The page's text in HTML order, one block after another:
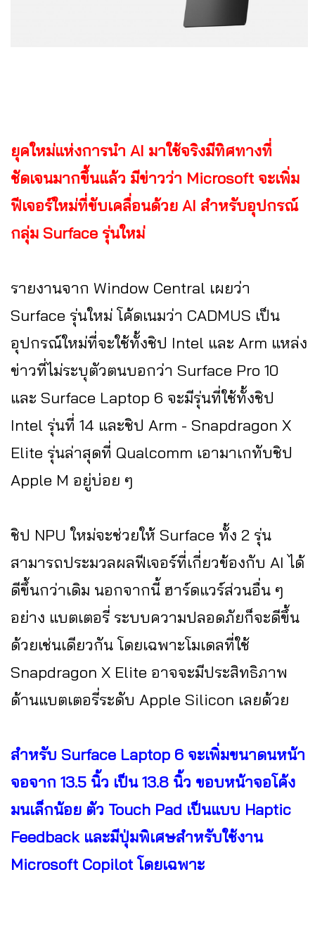
ยุคใหม่แห่งการนำ AI มาใช้จริงมีทิศทางที่
ชัดเจนมากขึ้นแล้ว มีข่าวว่า Microsoft จะเพิ่ม
ฟีเจอร์ใหม่ที่ขับเคลื่อนด้วย AI สำหรับอุปกรณ์
กลุ่ม Surface รุ่นใหม่
รายงานจาก Window Central เผยว่า
Surface รุ่นใหม่ โค้ดเนมว่า CADMUS เป็น
อุปกรณ์ใหม่ที่จะใช้ทั้งชิป Intel และ Arm แหล่ง
ข่าวที่ไม่ระบุตัวตนบอกว่า Surface Pro 10
และ Surface Laptop 6 จะมีรุ่นที่ใช้ทั้งชิป
Intel รุ่นที่ 14 และชิป Arm - Snapdragon X
Elite รุ่นล่าสุดที่ Qualcomm เอามาเกทับชิป
Apple M อยู่บ่อย ๆ
ชิป NPU ใหม่จะช่วยให้ Surface ทั้ง 2 รุ่น
สามารถประมวลผลฟีเจอร์ที่เกี่ยวข้องกับ AI ได้
ดีขึ้นกว่าเดิม นอกจากนี้ ฮาร์ดแวร์ส่วนอื่น ๆ
อย่าง แบตเตอรี่ ระบบความปลอดภัยก็จะดีขึ้น
ด้วยเช่นเดียวกัน โดยเฉพาะโมเดลที่ใช้
Snapdragon X Elite อาจจะมีประสิทธิภาพ
ด้านแบตเตอรี่ระดับ Apple Silicon เลยด้วย
สำหรับ Surface Laptop 6 จะเพิ่มขนาดนหน้า
จอจาก 13.5 นิ้ว เป็น 13.8 นิ้ว ขอบหน้าจอโค้ง
มนเล็กน้อย ตัว Touch Pad เป็นแบบ Haptic
Feedback และมีปุ่มพิเศษสำหรับใช้งาน
Microsoft Copilot โดยเฉพาะ